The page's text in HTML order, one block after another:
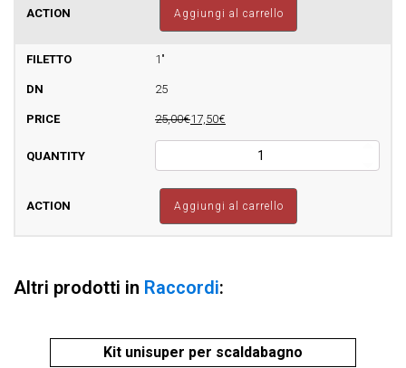
UNIGAS
quantità
Aggiungi al carrello
1"
25
25,00€17,50€
Guarnizione
UNIGASAggiungi al carrello
Altri prodotti in Raccordi:
Kit unisuper per scaldabagno